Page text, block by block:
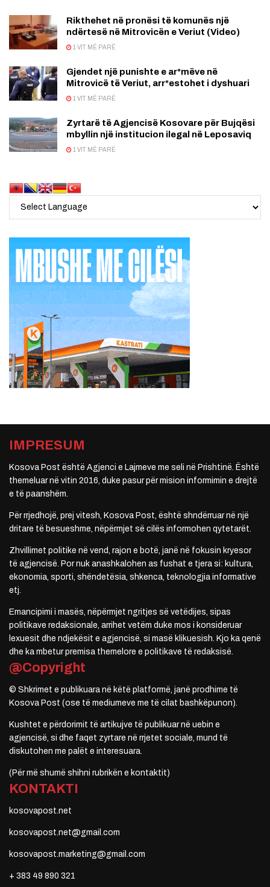
Rikthehet në pronësi të komunës një
ndërtesë në Mitrovicën e Veriut (Video)
1 VIT MË PARË
Gjendet një punishte e ar*mëve në
Mitrovicë të Veriut, arr*estohet i dyshuari
1 VIT MË PARË
Zyrtarë të Agjencisë Kosovare për Bujqësi
mbyllin një institucion ilegal në Leposaviq
1 VIT MË PARË
IMPRESUM
Kosova Post është Agjenci e Lajmeve me seli në Prishtinë. Është
themeluar në vitin 2016, duke pasur për mision informimin e drejtë
e të paanshëm.
Për rrjedhojë, prej vitesh, Kosova Post, është shndërruar në një
dritare të besueshme, nëpërmjet së cilës informohen qytetarët.
Zhvillimet politike në vend, rajon e botë, janë në fokusin kryesor
të agjencisë. Por nuk anashkalohen as fushat e tjera si: kultura,
ekonomia, sporti, shëndetësia, shkenca, teknologjia informative
etj.
Emancipimi i masës, nëpërmjet ngritjes së vetëdijes, sipas
politikave redaksionale, arrihet vetëm duke mos i konsideruar
lexuesit dhe ndjekësit e agjencisë, si masë klikuesish. Kjo ka qenë
dhe ka mbetur premisa themelore e politikave të redaksisë.
@Copyright
© Shkrimet e publikuara në këtë platformë, janë prodhime të
Kosova Post (ose të mediumeve me të cilat bashkëpunon).
Kushtet e përdorimit të artikujve të publikuar në uebin e
agjencisë, si dhe faqet zyrtare në rrjetet sociale, mund të
diskutohen me palët e interesuara.
(Për më shumë shihni rubrikën e kontaktit)
KONTAKTI
kosovapost.net
kosovapost.net@gmail.com
kosovapost.marketing@gmail.com
+ 383 49 890 321